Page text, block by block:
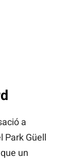
a
Park Güell
un